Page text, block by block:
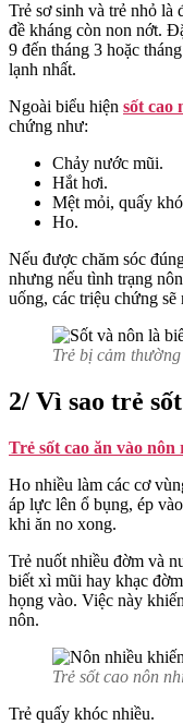
Trẻ sơ sinh và trẻ nhỏ là
đề kháng còn non nớt.
9 đến tháng 3 hoặc
lạnh nhất.
Ngoài biểu hiện sốt cao
chứng như:
Chảy nước mũi.
Hắt hơi.
Mệt mỏi, quấy
Ho.
Nếu được chăm sóc
nhưng nếu tình trạng
uống, các triệu chứng
Trẻ bị cảm
2/ Vì sao trẻ
Trẻ sốt cao ăn vào nôn
Ho nhiều làm các cơ
áp lực lên ổ bụng, ép
khi ăn no xong.
Trẻ nuốt nhiều đờm và
biết xì mũi hay khạc
họng vào. Việc này
nôn.
Trẻ sốt cao nôn
Trẻ quấy khóc nhiều.